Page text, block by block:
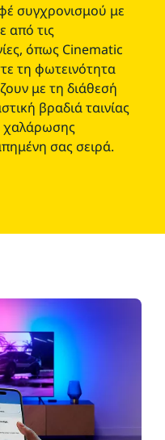
συγχρονισμού με
από τις
όπως Cinematic
τη φωτεινότητα
με τη διάθεσή
βραδιά ταινίας
χαλάρωσης
σας σειρά.